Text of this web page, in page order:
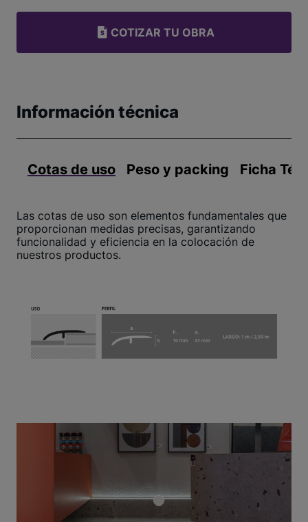
COTIZAR TU OBRA
Información técnica
Cotas de uso Peso y packing Ficha
Las cotas de uso son elementos fundamentales que
proporcionan medidas precisas, garantizando
funcionalidad y eficiencia en la colocación de
nuestros productos.